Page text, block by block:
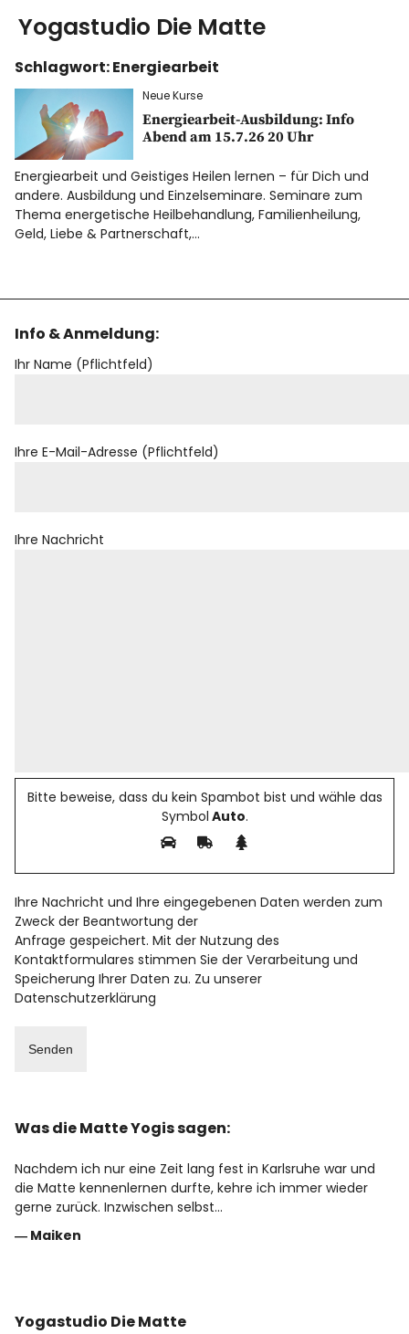
Yogastudio Die Matte
Yoga
Ausbildung
Kurse & Workshops
über uns
AGB
Blog
Schlagwort:Energiearbeit
Neue Kurse
Energiearbeit-Ausbildung: Info
Abend am 15.7.26 20 Uhr
Energiearbeit und Geistiges Heilen lernen – für Dich und
andere. Ausbildung und Einzelseminare. Seminare zum
Thema energetische Heilbehandlung, Familienheilung,
Geld, Liebe & Partnerschaft,…
Info & Anmeldung:
Ihr Name (Pflichtfeld)
Ihre E-Mail-Adresse (Pflichtfeld)
Ihre Nachricht
Bitte beweise, dass du kein Spambot bist und wähle das
Symbol Auto.
Ihre Nachricht und Ihre eingegebenen Daten werden zum
Zweck der Beantwortung der
Anfrage gespeichert. Mit der Nutzung des
Kontaktformulares stimmen Sie der Verarbeitung und
Speicherung Ihrer Daten zu. Zu unserer
Datenschutzerklärung
Was die Matte Yogis sagen:
Nachdem ich nur eine Zeit lang fest in Karlsruhe war und
die Matte kennenlernen durfte, kehre ich immer wieder
gerne zurück. Inzwischen selbst…
― Maiken
Yogastudio Die Matte